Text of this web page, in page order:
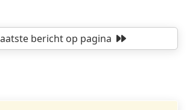
berichtop pagina